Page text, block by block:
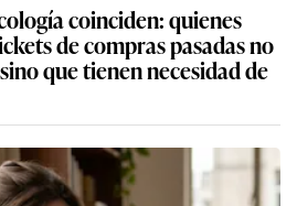
coinciden: quienes
de compras pasadas no
que tienen necesidad de